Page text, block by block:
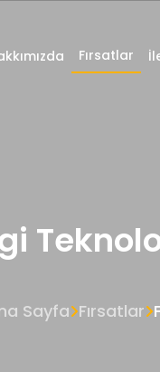
Fırsatlar
Sayfa Fırsatlar